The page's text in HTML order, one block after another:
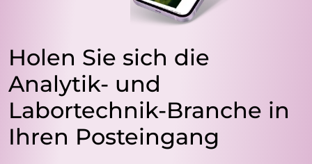
Holen Sie sich die
Analytik- und
Labortechnik-Branche in
Ihren Posteingang